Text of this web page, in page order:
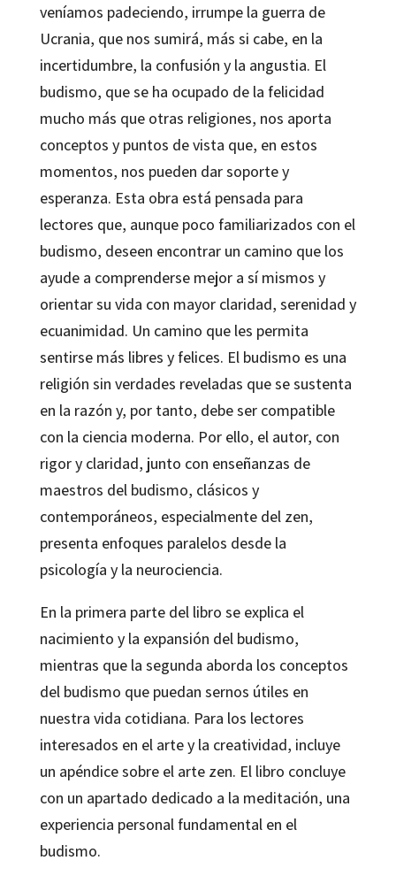
veníamos padeciendo, irrumpe la guerra de
Ucrania, que nos sumirá, más si cabe, en la
incertidumbre, la confusión y la angustia. El
budismo, que se ha ocupado de la felicidad
mucho más que otras religiones, nos aporta
conceptos y puntos de vista que, en estos
momentos, nos pueden dar soporte y
esperanza. Esta obra está pensada para
lectores que, aunque poco familiarizados con el
budismo, deseen encontrar un camino que los
ayude a comprenderse mejor a sí mismos y
orientar su vida con mayor claridad, serenidad y
ecuanimidad. Un camino que les permita
sentirse más libres y felices. El budismo es una
religión sin verdades reveladas que se sustenta
en la razón y, por tanto, debe ser compatible
con la ciencia moderna. Por ello, el autor, con
rigor y claridad, junto con enseñanzas de
maestros del budismo, clásicos y
contemporáneos, especialmente del zen,
presenta enfoques paralelos desde la
psicología y la neurociencia.
En la primera parte del libro se explica el
nacimiento y la expansión del budismo,
mientras que la segunda aborda los conceptos
del budismo que puedan sernos útiles en
nuestra vida cotidiana. Para los lectores
interesados en el arte y la creatividad, incluye
un apéndice sobre el arte zen. El libro concluye
con un apartado dedicado a la meditación, una
experiencia personal fundamental en el
budismo.